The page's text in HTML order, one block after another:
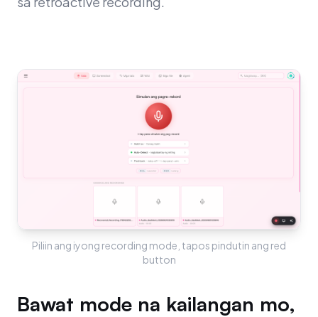
Piliin ang iyong recording mode, tapos pindutin ang red
button
Bawat mode na kailangan mo,